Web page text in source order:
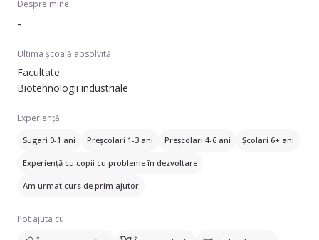
Despre mine
-
Ultima școală absolvită
Facultate
Biotehnologii industriale
Experiență
Sugari 0-1 ani Preșcolari 1-3 ani Preșcolari 4-6 ani Școlari 6+ ani
Experiență cu copii cu probleme în dezvoltare
Am urmat curs de prim ajutor
Pot ajuta cu